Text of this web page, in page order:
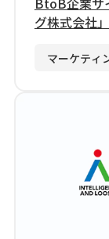
グ株式会社」
マーケティ